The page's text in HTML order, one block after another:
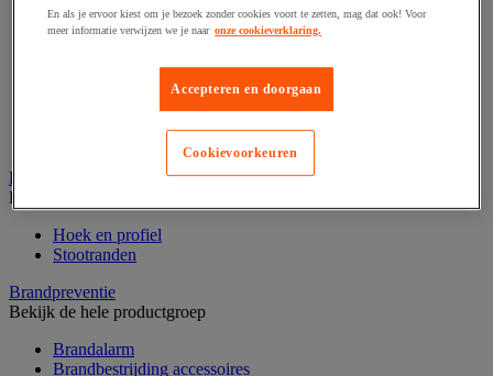
Afzetpaal met ketting
Afzetpaal met koord
Beschermende rolbeugel
Modulaire afscherming
Bescherming en demper
Bekijk de hele productgroep
Hoek en profiel
Stootranden
Brandpreventie
Bekijk de hele productgroep
Brandalarm
Brandbestrijding accessoires
En als je ervoor kiest om je bezoek zonder cookies voort te zetten, mag dat ook! Voor
meer informatie verwijzen we je naar onze cookieverklaring.
Accepteren en doorgaan
Cookievoorkeuren